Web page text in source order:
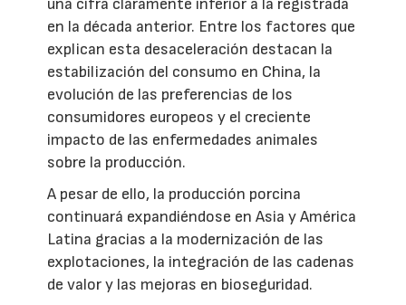
una cifra claramente inferior a la registrada
en la década anterior. Entre los factores que
explican esta desaceleración destacan la
estabilización del consumo en China, la
evolución de las preferencias de los
consumidores europeos y el creciente
impacto de las enfermedades animales
sobre la producción.
A pesar de ello, la producción porcina
continuará expandiéndose en Asia y América
Latina gracias a la modernización de las
explotaciones, la integración de las cadenas
de valor y las mejoras en bioseguridad.